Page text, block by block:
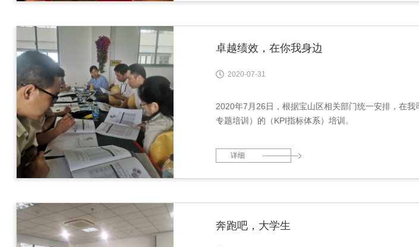
卓越绩效，在你我身边
2020-07-31
2020年7月26日，根据宝山区相关部门统一安排，在
专题培训）的（KPI指标体系）培训。
详细
奔跑吧，大学生